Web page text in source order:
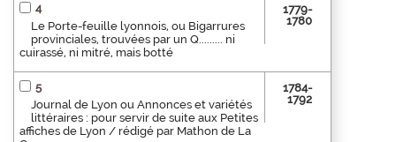
4
Le Porte-feuille lyonnois, ou Bigarrures
provinciales, trouvées par un Q......... ni
cuirassé, ni mitré, mais botté
1779-
1780
5
Journal de Lyon ou Annonces et variétés
littéraires : pour servir de suite aux Petites
affiches de Lyon / rédigé par Mathon de La
1784-
1792